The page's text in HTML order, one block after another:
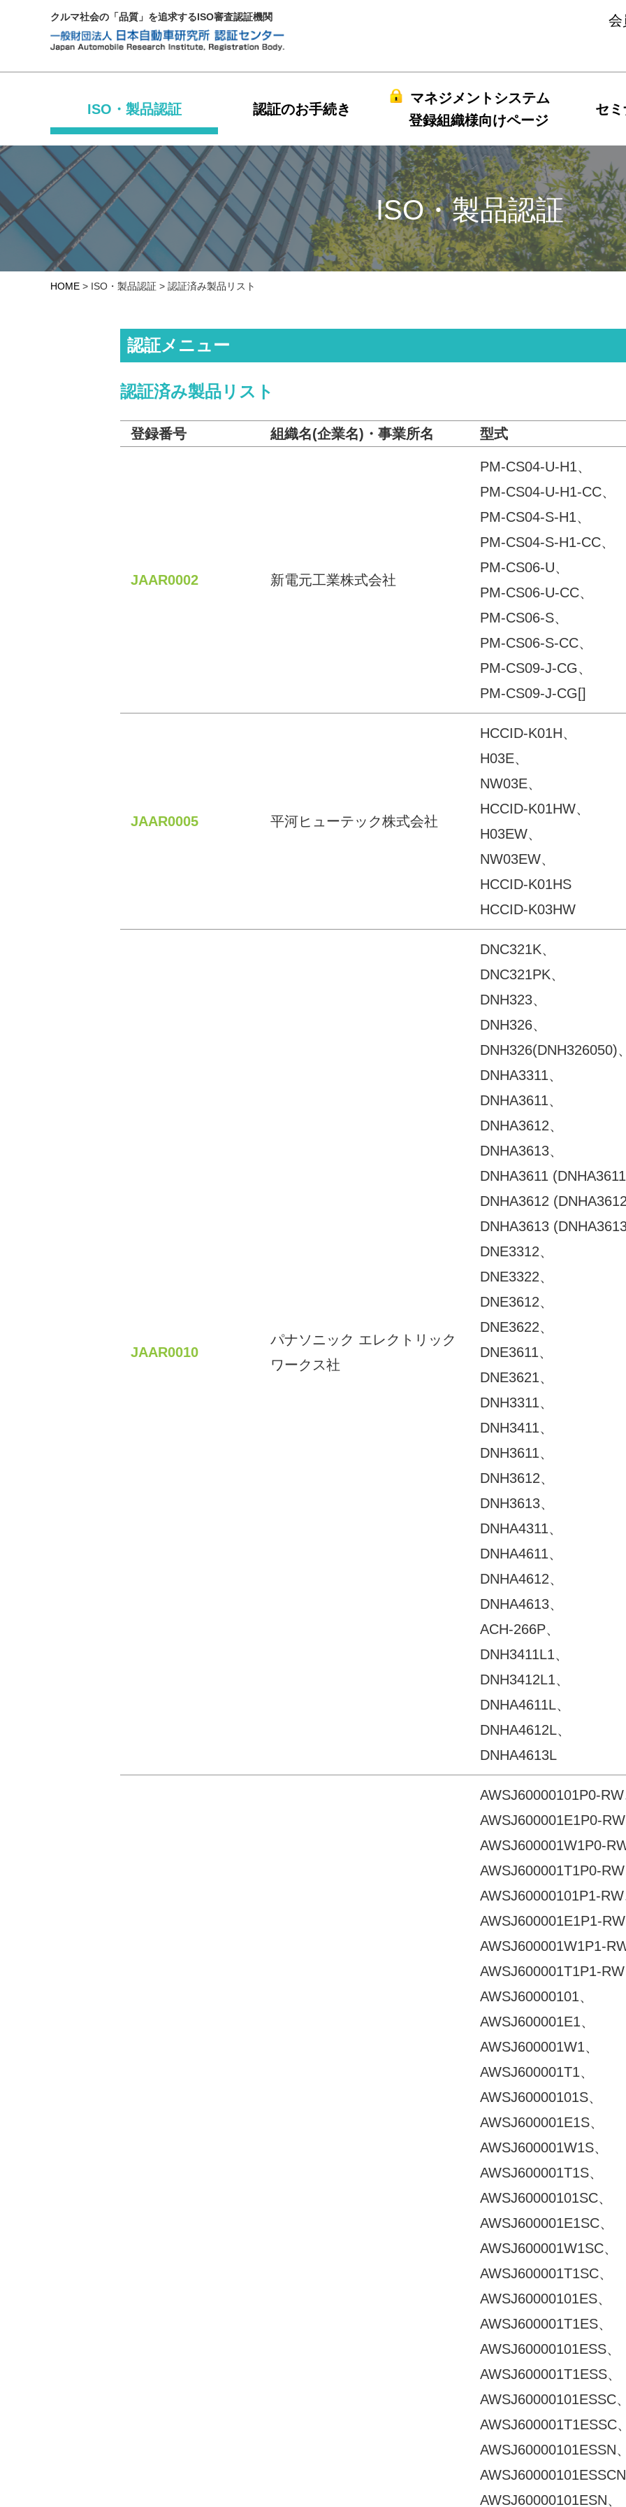
クルマ社会の「品質」を追求するISO審査認証機関 会
ISO・製品認証 認証のお手続き
マネジメントシステム
登録組織様向けページ
セ
ISO・製品認証
HOME > ISO・製品認証 > 認証済み製品リスト
認証メニュー
認証済み製品リスト
登録番号 組織名(企業名)・事業所名 型式
JAAR0002 新電元工業株式会社
PM-CS04-U-H1、
PM-CS04-U-H1-CC、
PM-CS04-S-H1、
PM-CS04-S-H1-CC、
PM-CS06-U、
PM-CS06-U-CC、
PM-CS06-S、
PM-CS06-S-CC、
PM-CS09-J-CG、
PM-CS09-J-CG[]
JAAR0005 平河ヒューテック株式会社
HCCID-K01H、
H03E、
NW03E、
HCCID-K01HW、
H03EW、
NW03EW、
HCCID-K01HS
HCCID-K03HW
JAAR0010
パナソニック エレクトリック
ワークス社
DNC321K、
DNC321PK、
DNH323、
DNH326、
DNH326(DNH326050)、
DNHA3311、
DNHA3611、
DNHA3612、
DNHA3613、
DNHA3611
DNHA3612
DNHA3613
DNE3312、
DNE3322、
DNE3612、
DNE3622、
DNE3611、
DNE3621、
DNH3311、
DNH3411、
DNH3611、
DNH3612、
DNH3613、
DNHA4311、
DNHA4611、
DNHA4612、
DNHA4613、
ACH-266P、
DNH3411L1、
DNH3412L1、
DNHA4611L、
DNHA4612L、
DNHA4613L
AWSJ60000101P0-RW
AWSJ600001E1P0-RW
AWSJ600001W1P0-RW
AWSJ600001T1P0-RW
AWSJ60000101P1-RW
AWSJ600001E1P1-RW
AWSJ600001W1P1-RW
AWSJ600001T1P1-RW
AWSJ60000101、
AWSJ600001E1、
AWSJ600001W1、
AWSJ600001T1、
AWSJ60000101S、
AWSJ600001E1S、
AWSJ600001W1S、
AWSJ600001T1S、
AWSJ60000101SC、
AWSJ600001E1SC、
AWSJ600001W1SC、
AWSJ600001T1SC、
AWSJ60000101ES、
AWSJ600001T1ES、
AWSJ60000101ESS、
AWSJ600001T1ESS、
AWSJ60000101ESSC、
AWSJ600001T1ESSC、
AWSJ60000101ESSN、
AWSJ60000101ESSCN
AWSJ60000101ESN、